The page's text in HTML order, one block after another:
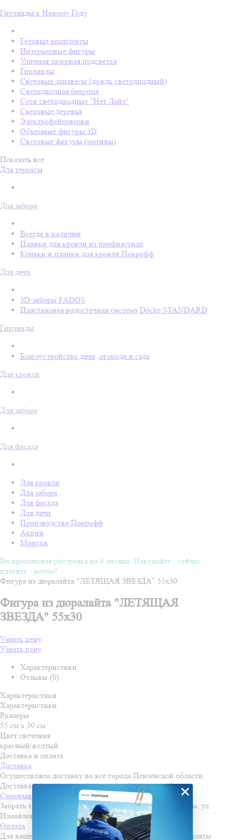
Гирлянды к Новому Году
Готовые комплекты
Интерьерные фигуры
Уличная лазерная подсветка
Гирлянды
Световые занавесы (дождь светодиодный)
Светодиодная бахрома
Сети светодиодные "Нет Лайт"
Световые деревья
Электрофейерверки
Объемные фигуры 3D
Световые фигуры (мотивы)
Показать все
Для террасы
Для забора
Всегда в наличии
Планки для кровли из профнастила
Коньки и планки для кровли Покрофф
Для дачи
3D-заборы FADOS
Пластиковая водосточная система Döcke STANDARD
Гирлянды
Благоустройство дачи, огорода и сада
Для кровли
Для забора
Для фасада
Для кровли
Для забора
Для фасада
Для дачи
Производство Покрофф
Акции
Монтаж
Беспроцентная рассрочка на 4 месяца. Покупайте - сейчас,
платите - потом!
Фигура из дюралайта "ЛЕТЯЩАЯ ЗВЕЗДА" 55х30
Фигура из дюралайта "ЛЕТЯЩАЯ
ЗВЕЗДА" 55х30
Узнать цену
Узнать цену
Характеристики
Отзывы (0)
Характеристики
Характеристики
Размеры
55 см х 30 см
Цвет свечения
красный/желтый
Доставка и оплата
Доставка
Осуществляем доставку во все города Пензенской области.
Доставка осуществляется по льготной стоимости!
Самовывоз
Забрать товар можно самостоятельно со склада в г. Пенза, ул.
Измайлова, д. 28
Оплата
Для вашего удобства мы предлагаем несколько видов оплаты
×